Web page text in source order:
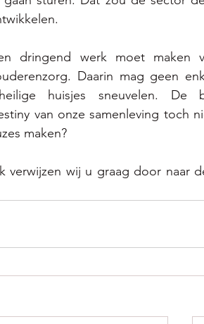
dringend werk moet maken
Daarin mag geen
huisjes sneuvelen. De
van onze samenleving toch
maken?
verwijzen wij u graag door naar